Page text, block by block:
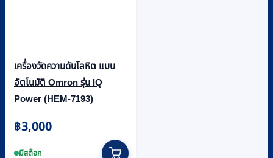
เครื่องวัดความดันโลหิต แบบ
อัตโนมัติ Omron รุ่น IQ
Power (HEM-7193)
฿3,000
มีสต็อก